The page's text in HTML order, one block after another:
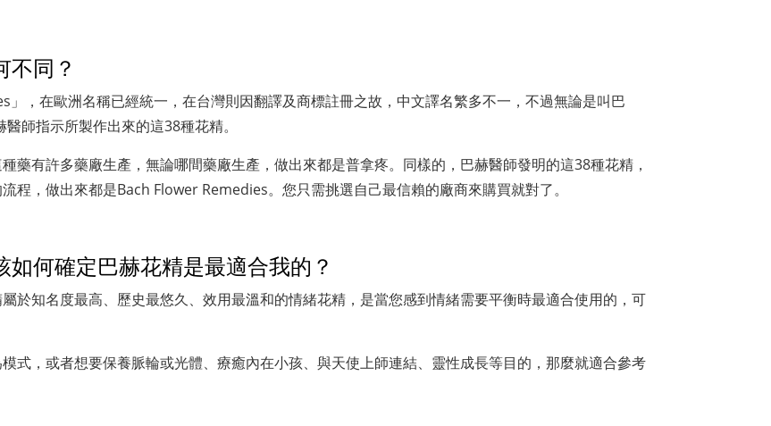
不同？
，在歐洲名稱已經統一，在台灣則因翻譯及商標註冊之故，中文譯名繁多不一，不過無論是叫巴
師指示所製作出來的這38種花精。
藥有許多藥廠生產，無論哪間藥廠生產，做出來都是普拿疼。同樣的，巴赫醫師發明的這38種花精，
程，做出來都是Bach Flower Remedies。您只需挑選自己最信賴的廠商來購買就對了。
何確定巴赫花精是最適合我的？
於知名度最高、歷史最悠久、效用最溫和的情緒花精，是當您感到情緒需要平衡時最適合使用的，可
式，或者想要保養脈輪或光體、療癒內在小孩、與天使上師連結、靈性成長等目的，那麼就適合參考